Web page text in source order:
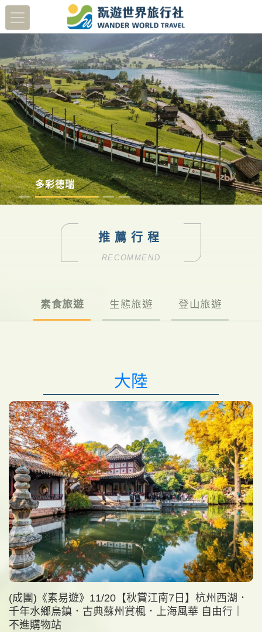
蔬醒南島 多彩德瑞 日本北陸賞櫻8日 澳洲塔斯馬尼亞
推薦行程
RECOMMEND
素食旅遊 生態旅遊 登山旅遊
大陸
(成團)《素易遊》11/20【秋賞江南7日】杭州西湖．
千年水鄉烏鎮．古典蘇州賞楓．上海風華 自由行｜
不進購物站